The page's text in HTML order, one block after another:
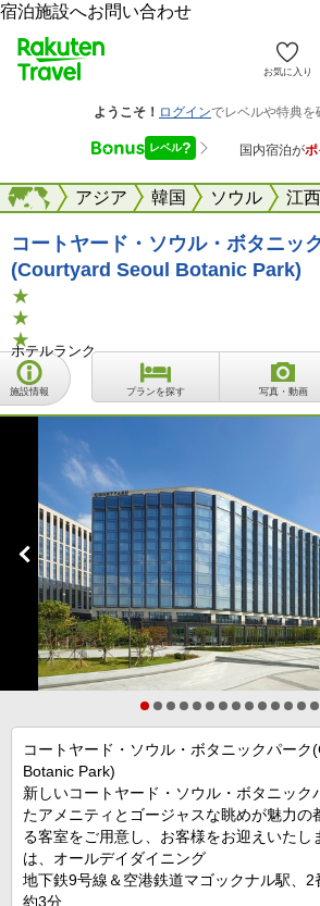
宿泊施設へお問い合わせ
お気に入り
海外アジア 韓国 ソウル 江
海外
コートヤード・ソウル・ボタニッ
(Courtyard Seoul Botanic Park)
ホテルランク
施設情報 プランを探す 写真・動画
コートヤード・ソウル・ボタニックパーク
Botanic Park)
新しいコートヤード・ソウル・ボタニック
たアメニティとゴージャスな眺めが魅力の
る客室をご用意し、お客様をお迎えいたし
は、オールデイダイニング
地下鉄9号線＆空港鉄道マゴックナル駅、
約3分